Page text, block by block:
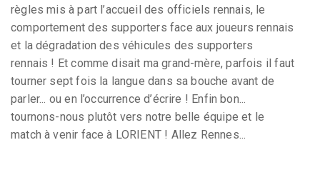
règles mis à part l’accueil des officiels rennais, le
comportement des supporters face aux joueurs rennais
et la dégradation des véhicules des supporters
rennais ! Et comme disait ma grand-mère, parfois il faut
tourner sept fois la langue dans sa bouche avant de
parler... ou en l’occurrence d’écrire ! Enfin bon...
tournons-nous plutôt vers notre belle équipe et le
match à venir face à LORIENT ! Allez Rennes...